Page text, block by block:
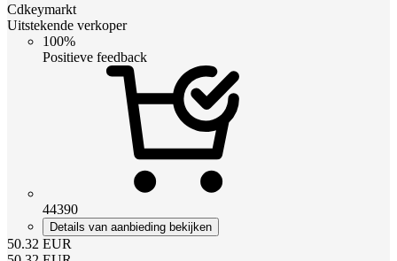
Cdkeymarkt
Uitstekende verkoper
100%
Positieve feedback
44390
Details van aanbieding bekijken
50.32 EUR